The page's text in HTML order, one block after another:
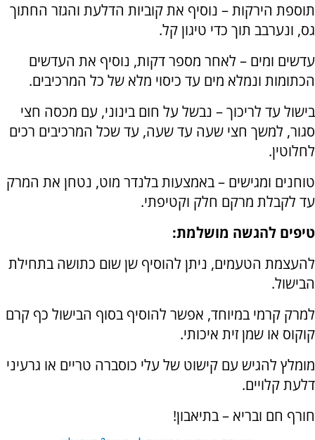
תוספת הירקות – נוסיף את קוביות הדלעת והגזר החתוך
גס, ונערבב תוך כדי טיגון קל.
עדשים ומים – לאחר מספר דקות, נוסיף את העדשים
הכתומות ונמלא מים עד כיסוי מלא של כל המרכיבים.
בישול עד לריכוך – נבשל על חום בינוני, עם מכסה חצי
סגור, למשך חצי שעה עד שעה, עד שכל המרכיבים רכים
לחלוטין.
טוחנים ומגישים – באמצעות בלנדר מוט, נטחן את המרק
עד לקבלת מרקם חלק וקטיפתי.
טיפים להגשה מושלמת:
להעצמת הטעמים, ניתן להוסיף שן שום כתושה בתחילת
הבישול.
למרק קרמי במיוחד, אפשר להוסיף בסוף הבישול כף קרם
קוקוס או שמן זית איכותי.
מומלץ להגיש עם קישוט של עלי כוסברה טריים או גרעיני
דלעת קלויים.
חורף חם ובריא – בתיאבון!